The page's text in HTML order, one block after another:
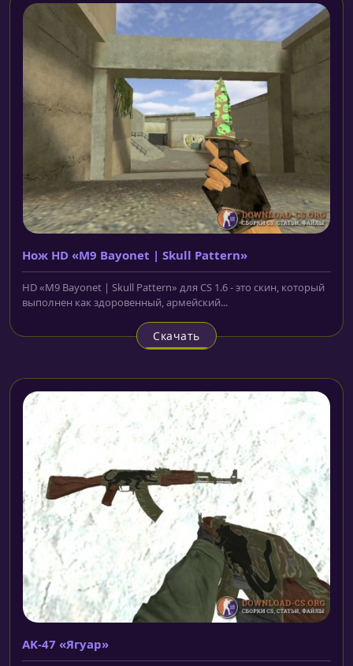
Нож HD «M9 Bayonet | Skull Pattern»
HD «M9 Bayonet | Skull Pattern» для CS 1.6 - это скин, который
выполнен как здоровенный, армейский...
Скачать
AK-47 «Ягуар»